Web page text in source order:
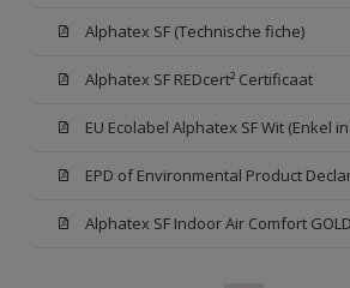
Alphatex SF (Technische fiche)
Alphatex SF REDcert² Certificaat
EPD of Environmental Product
Alphatex SF Indoor Air Comfort GOLD